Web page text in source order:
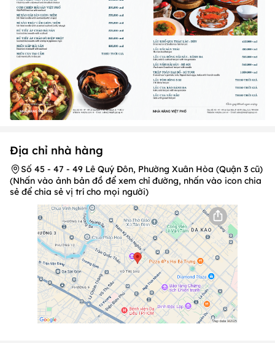
Địa chỉ nhà hàng
Số 45 - 47 - 49 Lê Quý Đôn, Phường Xuân Hòa (Quận 3 cũ)
(Nhấn vào ảnh bản đồ để xem chỉ đường, nhấn vào icon chia
sẻ để chia sẻ vị trí cho mọi người)